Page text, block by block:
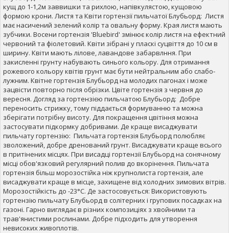
кущ до 1-1,2м заввишки та рихлою, напівкулястою, кущовою
формою крони. Листя та Квіти гортензії пильчатої Блубьорд: Листя
має насичений зелений колір та овальну форму. Края листя мають
зубчики. Восени гортензія 'Bluebird' змінює колір листя на ефектний
червоний та фіолетовий. Квіти зібрані у пласкі суцвіття до 10 см в
ширину. Квіти мають лілове, лавандове забарвлння. При
закисленні грунту набувають синього кольору. Для отримання
рожевого кольору квітів грунт має бути нейтральним або слабо-
лужним. Квітне гортензія Блубьорд на молодих пагонах і може
зацвісти повторно після обрізки. Цвіте гортензія з червня до
вересня. Догляд за гортензією пильчатою Блубьорд: Добре
переносить стрижку, тому піддається формуванню та можна
зберігати потрібну висоту. Для покращення цвітіння можна
застосувати підкормку добривами. Де краще висаджувати
пильчату гортензію: Пильчата гортензія Блубьорд полюбляє
зволожений, добре дренований грунт. Висаджувати краще всього
в притінених місцях. При висадці гортензії Блубьорд на сонячному
місці обов'язковий регулярний полив до вкорінення. Пильчата
гортензія більш морозостійка ніж крупнолиста гортензія, але
висаджувати краще в місце, захищене від холодних зимових вітрів.
Морозостійкість до -23°C. Де застосовується: Використовують
гортензію пильчату Блубьорд в солітерних і групових посадках на
газоні. Гарно виглядає в різних композиціях з хвойними та
трав'янистими рослинами. Добре підходить для утворення
невисоких живоплотів.